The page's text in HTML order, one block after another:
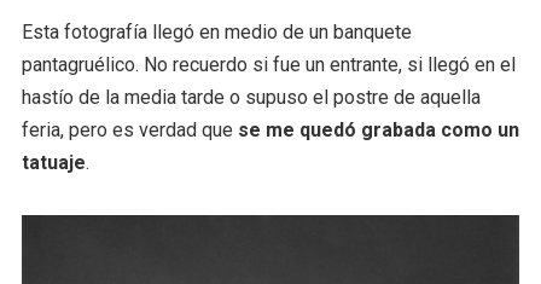
Esta fotografía llegó en medio de un banquete
pantagruélico. No recuerdo si fue un entrante, si llegó en el
hastío de la media tarde o supuso el postre de aquella
feria, pero es verdad que se me quedó grabada como un
tatuaje.